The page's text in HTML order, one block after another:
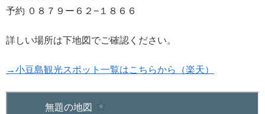
予約 ０８７９ー６２−１８６６
詳しい場所は下地図でご確認ください。
→小豆島観光スポット一覧はこちらから（楽天）